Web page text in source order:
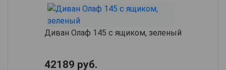
Диван Олаф 145 с ящиком, зеленый
42189 руб.